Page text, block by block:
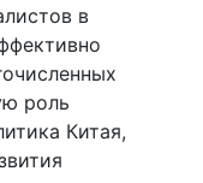
в
роль
Китая,